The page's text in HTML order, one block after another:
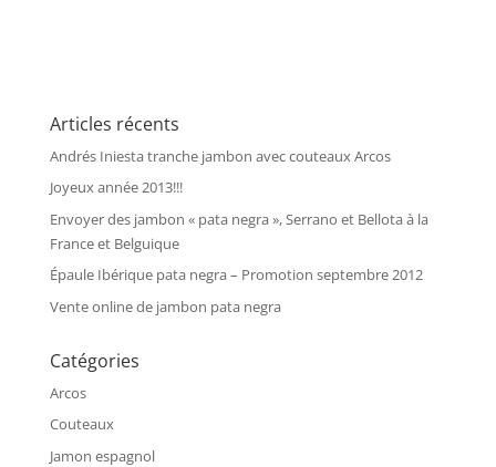
Articles récents
Andrés Iniesta tranche jambon avec couteaux Arcos
Joyeux année 2013!!!
Envoyer des jambon « pata negra », Serrano et Bellota à la
France et Belguique
Épaule Ibérique pata negra – Promotion septembre 2012
Vente online de jambon pata negra
Catégories
Arcos
Couteaux
Jamon espagnol